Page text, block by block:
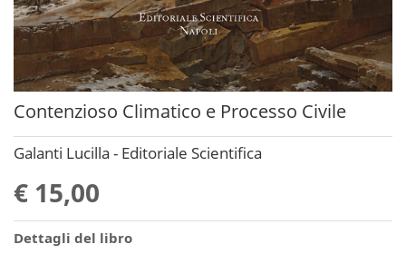
Contenzioso Climatico e Processo Civile
Galanti Lucilla - Editoriale Scientifica
€ 15,00
Dettagli del libro